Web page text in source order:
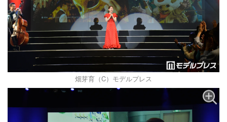
畑芽育（C）モデルプレス